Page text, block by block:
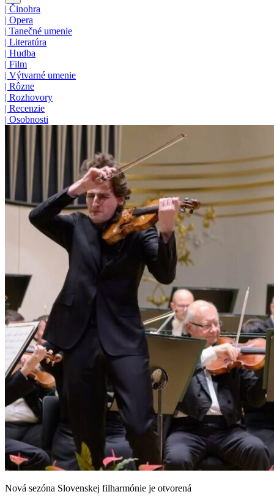
| Činohra
| Opera
| Tanečné umenie
| Literatúra
| Hudba
| Film
| Výtvarné umenie
| Rôzne
| Rozhovory
| Recenzie
| Osobnosti
Nová sezóna Slovenskej filharmónie je otvorená